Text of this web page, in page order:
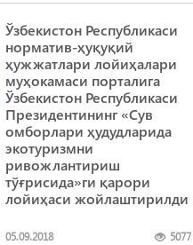
Ўзбекистон Республикаси
норматив-ҳуқуқий
ҳужжатлари лойиҳалари
муҳокамаси порталига
Ўзбекистон Республикаси
Президентининг «Сув
омборлари ҳудудларида
экотуризмни
ривожлантириш
тўғрисида»ги қарори
лойиҳаси жойлаштирилди
05.09.2018 5077